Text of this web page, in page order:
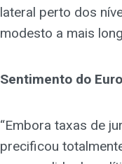
lateral perto dos
modesto a mais
Sentimento do
“Embora taxas de
precificou